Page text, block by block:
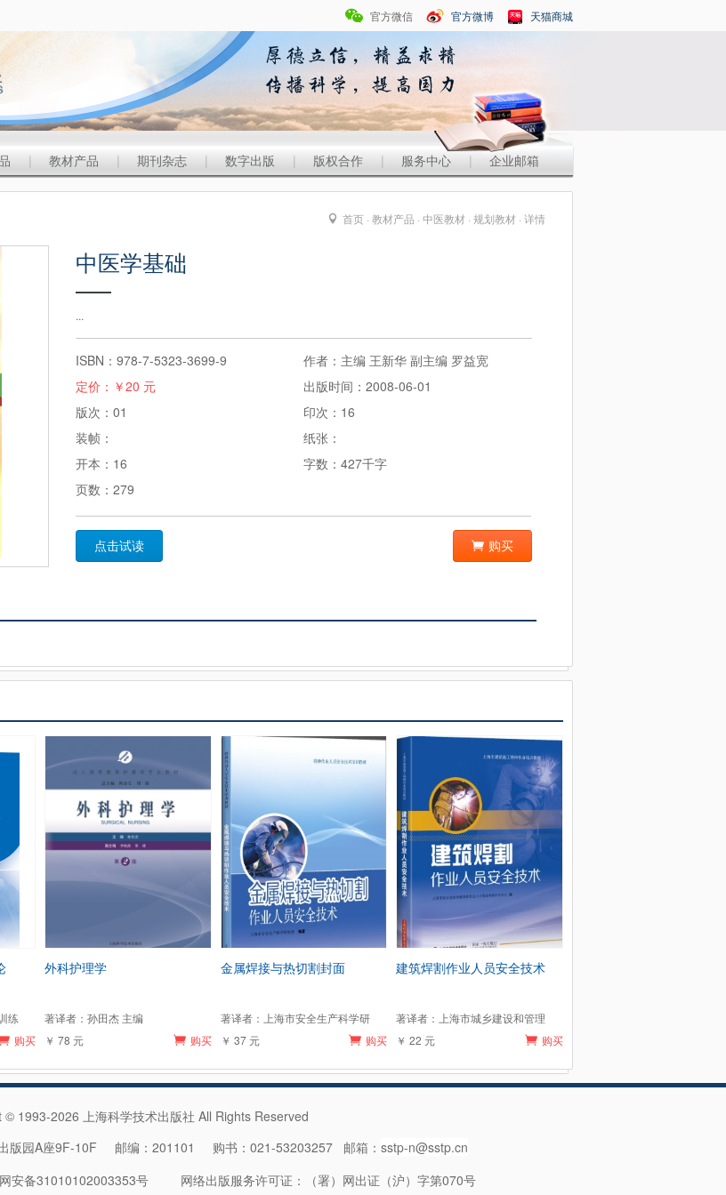
官方微信 官方微博 天猫商城
| 教材产品 | 期刊杂志 | 数字出版 | 版权合作 | 服务中心 | 企业邮箱
首页 · 教材产品 · 中医教材 · 规划教材 · 详情
中医学基础
...
ISBN：978-7-5323-3699-9
作者：主编 王新华 副主编 罗益宽
定价：￥20 元
出版时间：2008-06-01
版次：01
印次：16
装帧：
纸张：
开本：16
字数：427千字
页数：279
点击试读 购买
练
购买
外科护理学
著译者：孙田杰 主编
￥ 78 元
购买
金属焊接与热切割封面
著译者：上海市安全生产科学研
￥ 37 元
购买
建筑焊割作业人员安全技术
著译者：上海市城乡建设和管理
￥ 22 元
购买
© 1993-2026 上海科学技术出版社 All Rights Reserved
出版园A座9F-10F 邮编：201101 购书：021-53203257 邮箱： sstp-n@sstp.cn
安备31010102003353号 网络出版服务许可证：（署）网出证（沪）字第070号